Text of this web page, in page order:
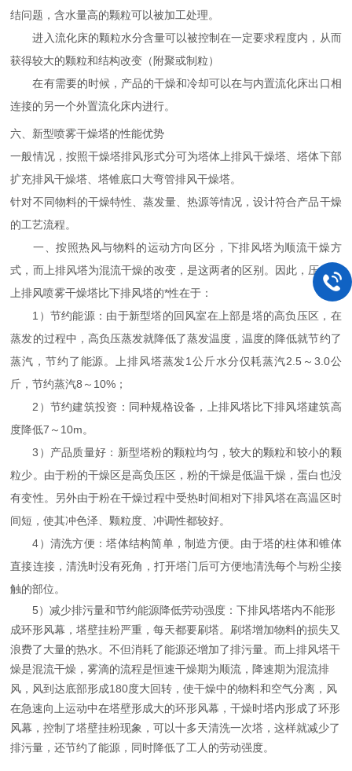
结问题，含水量高的颗粒可以被加工处理。
进入流化床的颗粒水分含量可以被控制在一定要求程度内，从而
获得较大的颗粒和结构改变（附聚或制粒）
在有需要的时候，产品的干燥和冷却可以在与内置流化床出口相
连接的另一个外置流化床内进行。
六、新型喷雾干燥塔的性能优势
一般情况，按照干燥塔排风形式分可为塔体上排风干燥塔、塔体下部
扩充排风干燥塔、塔锥底口大弯管排风干燥塔。
针对不同物料的干燥特性、蒸发量、热源等情况，设计符合产品干燥
的工艺流程。
一、按照热风与物料的运动方向区分，下排风塔为顺流干燥方
式，而上排风塔为混流干燥的改变，是这两者的区别。因此，压力式
上排风喷雾干燥塔比下排风塔的*性在于：
1 ）节约能源：由于新型塔的回风室在上部是塔的高负压区，在
蒸发的过程中，高负压蒸发就降低了蒸发温度，温度的降低就节约了
蒸汽，节约了能源。上排风塔蒸发1公斤水分仅耗蒸汽2.5～ 3.0公
斤 ，节约蒸汽8 ～ 10% ；
2 ）节约建筑投资：同种规格设备，上排风塔比下排风塔建筑高
度降低7～10m。
3 ）产品质量好： 新型塔粉的颗粒均匀，较大的颗粒和较小的颗
粒少。由于粉的干燥区是高负压区，粉的干燥是低温干燥，蛋白也没
有变性。另外由于粉在干燥过程中受热时间相对下排风塔在高温区时
间短，使其冲色泽、颗粒度、冲调性都较好。
4 ）清洗方便：塔体结构简单，制造方便。由于塔的柱体和锥体
直接连接，清洗时没有死角，打开塔门后可方便地清洗每个与粉尘接
触的部位。
5 ）减少排污量和节约能源降低劳动强度：下排风塔塔内不能形
成环形风幕，塔壁挂粉严重，每天都要刷塔。刷塔增加物料的损失又
浪费了大量的热水。不但消耗了能源还增加了排污量。而上排风塔干
燥是混流干燥，雾滴的流程是恒速干燥期为顺流，降速期为混流排
风，风到达底部形成180度大回转，使干燥中的物料和空气分离，风
在急速向上运动中在塔壁形成大的环形风幕，干燥时塔内形成了环形
风幕，控制了塔壁挂粉现象，可以十多天清洗一次塔，这样就减少了
排污量，还节约了能源，同时降低了工人的劳动强度。